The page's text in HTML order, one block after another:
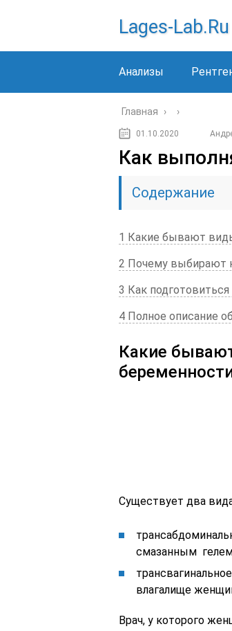
Lages-Lab.ru
Анализы
Главная › ›
01.10.2020
Как
Содержание
1 Какие бывают
2 Почему выбирают
3 Как
4 Полное описание
Какие
Существует два
смазанным
влагалище
Врач, у которого